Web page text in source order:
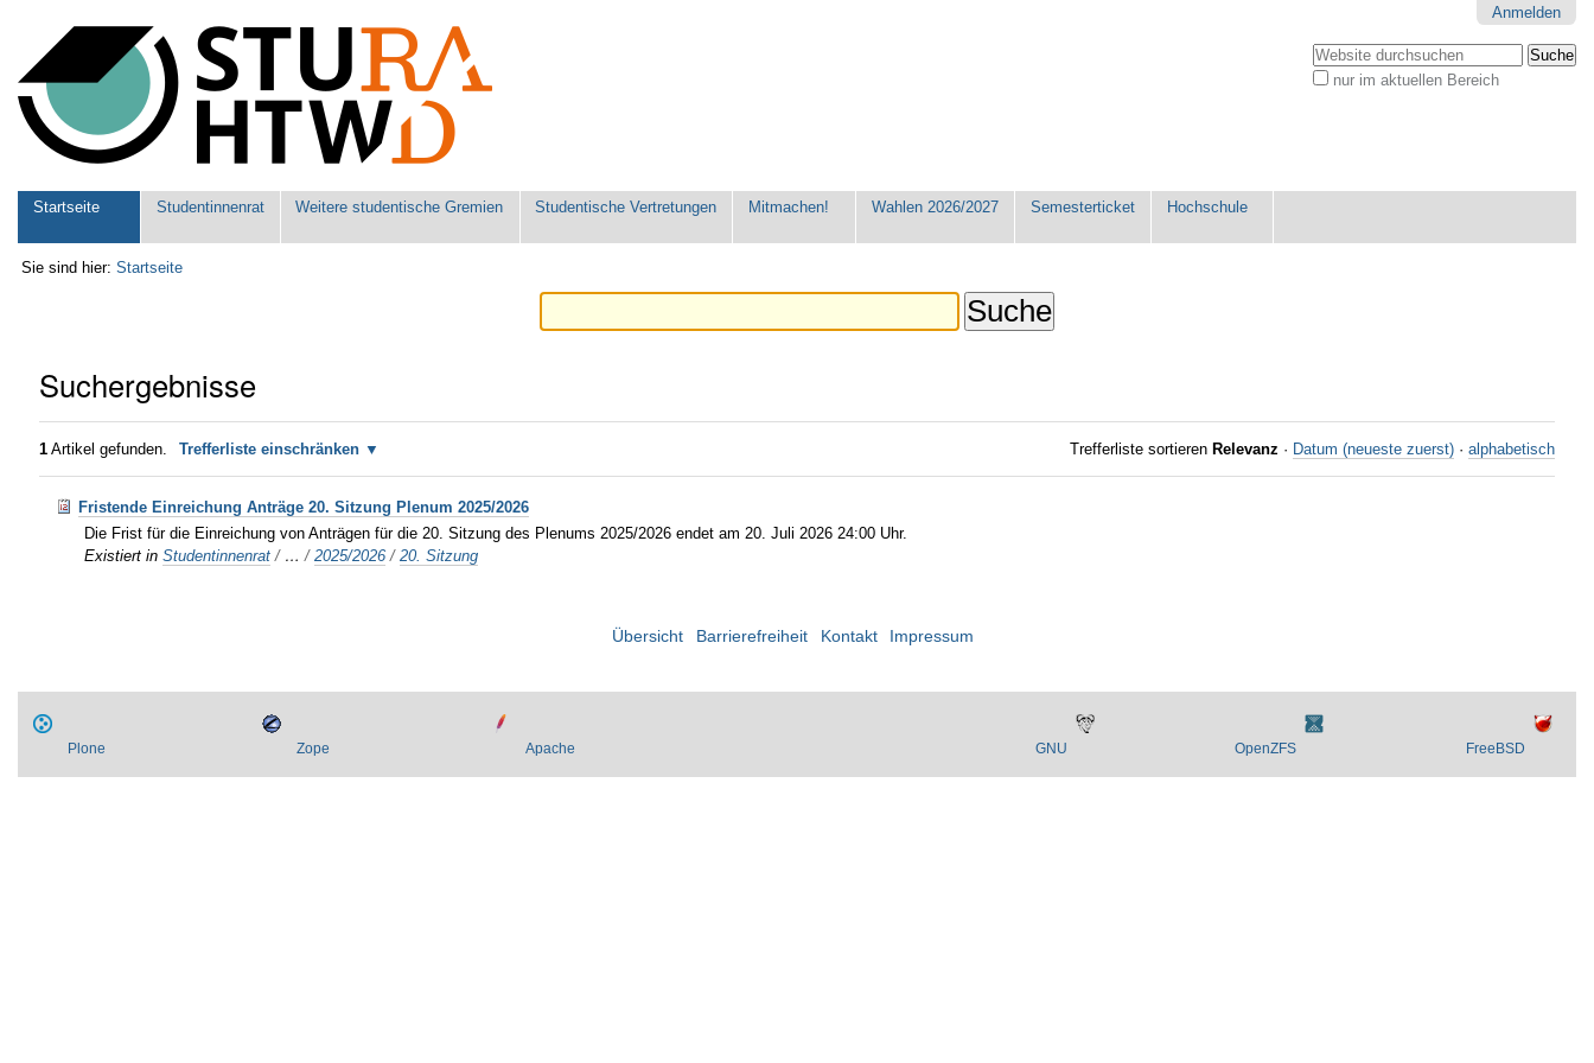
Werkzeuge
Anmelden
Website durchsuchen
nur im aktuellen Bereich
Sektionen
Startseite Studentinnenrat Weitere studentische Gremien Studentische Vertretungen Mitmachen! Wahlen 2026/2027 Semesterticket Hochschule
Sie sind hier: Startseite
Suchergebnisse
1 Artikel gefunden. Trefferliste einschränken Trefferliste sortieren Relevanz · Datum (neueste zuerst) · alphabetisch
Fristende Einreichung Anträge 20. Sitzung Plenum 2025/2026
Die Frist für die Einreichung von Anträgen für die 20. Sitzung des Plenums 2025/2026 endet am 20. Juli 2026 24:00 Uhr.
Existiert in Studentinnenrat / …/2025/2026 /20. Sitzung
Übersicht Barrierefreiheit Kontakt Impressum
Plone Zope Apache GNU OpenZFS FreeBSD